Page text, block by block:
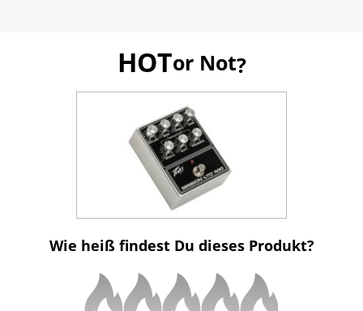
HOTor Not?
Wie heiß findest Du dieses Produkt?